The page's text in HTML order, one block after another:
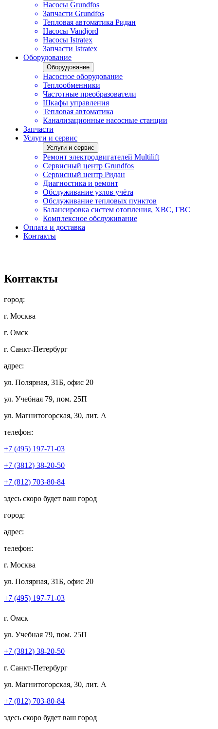
Насосы Grundfos
Запчасти Grundfos
Тепловая автоматика Ридан
Насосы Vandjord
Насосы Istratex
Запчасти Istratex
Оборудование
Оборудование
Насосное оборудование
Теплообменники
Частотные преобразователи
Шкафы управления
Тепловая автоматика
Канализационные насосные станции
Запчасти
Услуги и сервис
Услуги и сервис
Ремонт электродвигателей Multilift
Сервисный центр Grundfos
Сервисный центр Ридан
Диагностика и ремонт
Обслуживание узлов учёта
Обслуживание тепловых пунктов
Балансировка систем отопления, ХВС, ГВС
Комплексное обслуживание
Оплата и доставка
Контакты
Контакты
город:
г. Москва
г. Омск
г. Санкт-Петербург
адрес:
ул. Полярная, 31Б, офис 20
ул. Учебная 79, пом. 25П
ул. Магнитогорская, 30, лит. А
телефон:
+7 (495) 197-71-03
+7 (3812) 38-20-50
+7 (812) 703-80-84
здесь скоро будет ваш город
город:
адрес:
телефон:
г. Москва
ул. Полярная, 31Б, офис 20
+7 (495) 197-71-03
г. Омск
ул. Учебная 79, пом. 25П
+7 (3812) 38-20-50
г. Санкт-Петербург
ул. Магнитогорская, 30, лит. А
+7 (812) 703-80-84
здесь скоро будет ваш город